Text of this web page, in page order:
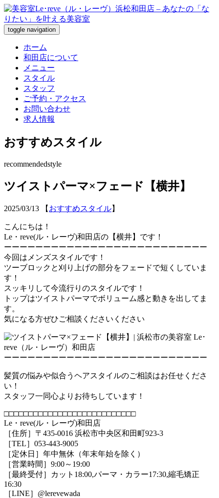
toggle navigation
ホーム
和田店について
メニュー
スタイル
スタッフ
ご予約・アクセス
お問い合わせ
求人情報
おすすめスタイル
recommendedstyle
ツイストパーマ×フェード【横井】
2025/03/13 【 おすすめスタイル】
こんにちは！
Le・reve(ル・レーヴ)和田店の【横井】です！
ーーーーーーーーーーーーーーーーーーーーーーーーーー
今回はメンズスタイルです！
ツーブロックと刈り上げの部分をフェードで短くしていま
す！
スッキリして今流行りのスタイルです！
トップはツイストパーマでボリューム感と動きを出してま
す。
気になる方ぜひご相談くださいください
ーーーーーーーーーーーーーーーーーーーーーーーーーー
髪質の悩みや似合うヘアスタイルのご相談はお任せくださ
い！
スタッフ一同心よりお待ちしています！
□□□□□□□□□□□□□□□□□□□□□□□□□□□
Le・reve(ル・レーヴ)和田店
［住所］〒435-0016 浜松市中央区和田町923-3
［TEL］053-443-9005
［定休日］年中無休（年末年始を除く）
［営業時間］9:00～19:00
［最終受付］カット18:00,パーマ・カラー17:30,縮毛矯正
16:30
［LINE］@lerevewada